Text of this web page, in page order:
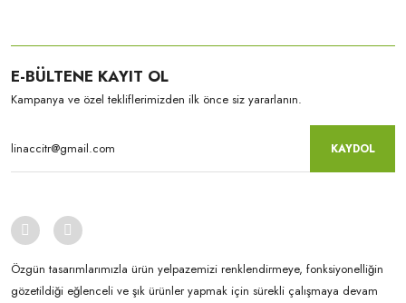
E-BÜLTENE KAYIT OL
Kampanya ve özel tekliflerimizden ilk önce siz yararlanın.
KAYDOL
Özgün tasarımlarımızla ürün yelpazemizi renklendirmeye, fonksiyonelliğin
gözetildiği eğlenceli ve şık ürünler yapmak için sürekli çalışmaya devam